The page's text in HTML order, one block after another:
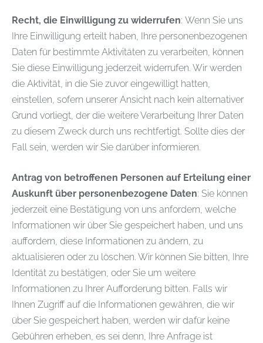
Recht, die Einwilligung zu widerrufen: Wenn Sie uns
Ihre Einwilligung erteilt haben, Ihre personenbezogenen
Daten für bestimmte Aktivitäten zu verarbeiten, können
Sie diese Einwilligung jederzeit widerrufen. Wir werden
die Aktivität, in die Sie zuvor eingewilligt hatten,
einstellen, sofern unserer Ansicht nach kein alternativer
Grund vorliegt, der die weitere Verarbeitung Ihrer Daten
zu diesem Zweck durch uns rechtfertigt. Sollte dies der
Fall sein, werden wir Sie darüber informieren.
Antrag von betroffenen Personen auf Erteilung einer
Auskunft über personenbezogene Daten: Sie können
jederzeit eine Bestätigung von uns anfordern, welche
Informationen wir über Sie gespeichert haben, und uns
auffordern, diese Informationen zu ändern, zu
aktualisieren oder zu löschen. Wir können Sie bitten, Ihre
Identität zu bestätigen, oder Sie um weitere
Informationen zu Ihrer Aufforderung bitten. Falls wir
Ihnen Zugriff auf die Informationen gewähren, die wir
über Sie gespeichert haben, werden wir dafür keine
Gebühren erheben, es sei denn, Ihre Anfrage ist